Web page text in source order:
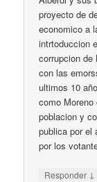
proyecto de
economico a
intrtoduccion
corrupcion
con las
ultimos 10
como Moreno
poblacion y
publica por el
por los
Responder ↓